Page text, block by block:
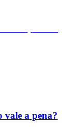
vale a pena?